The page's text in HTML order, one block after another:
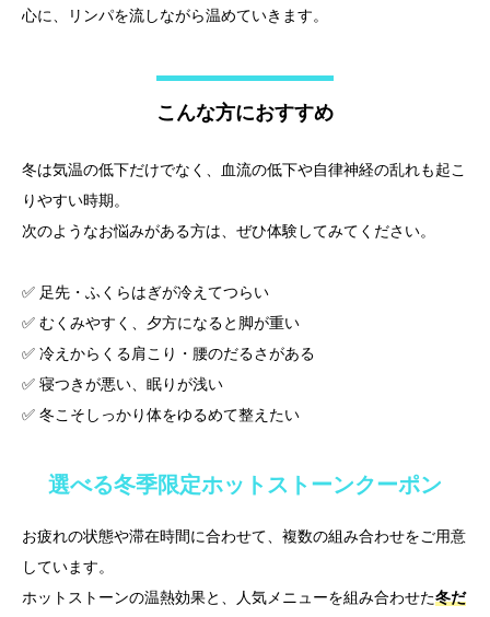
心に、リンパを流しながら温めていきます。
こんな方におすすめ
冬は気温の低下だけでなく、血流の低下や自律神経の乱れも起こ
りやすい時期。
次のようなお悩みがある方は、ぜひ体験してみてください。
✅ 足先・ふくらはぎが冷えてつらい
✅ むくみやすく、夕方になると脚が重い
✅ 冷えからくる肩こり・腰のだるさがある
✅ 寝つきが悪い、眠りが浅い
✅ 冬こそしっかり体をゆるめて整えたい
選べる冬季限定ホットストーンクーポン
お疲れの状態や滞在時間に合わせて、複数の組み合わせをご用意
しています。
ホットストーンの温熱効果と、人気メニューを組み合わせた冬だ